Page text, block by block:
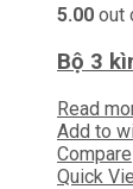
5.00 out
Bộ 3
Read
Add to
Compare
Quick